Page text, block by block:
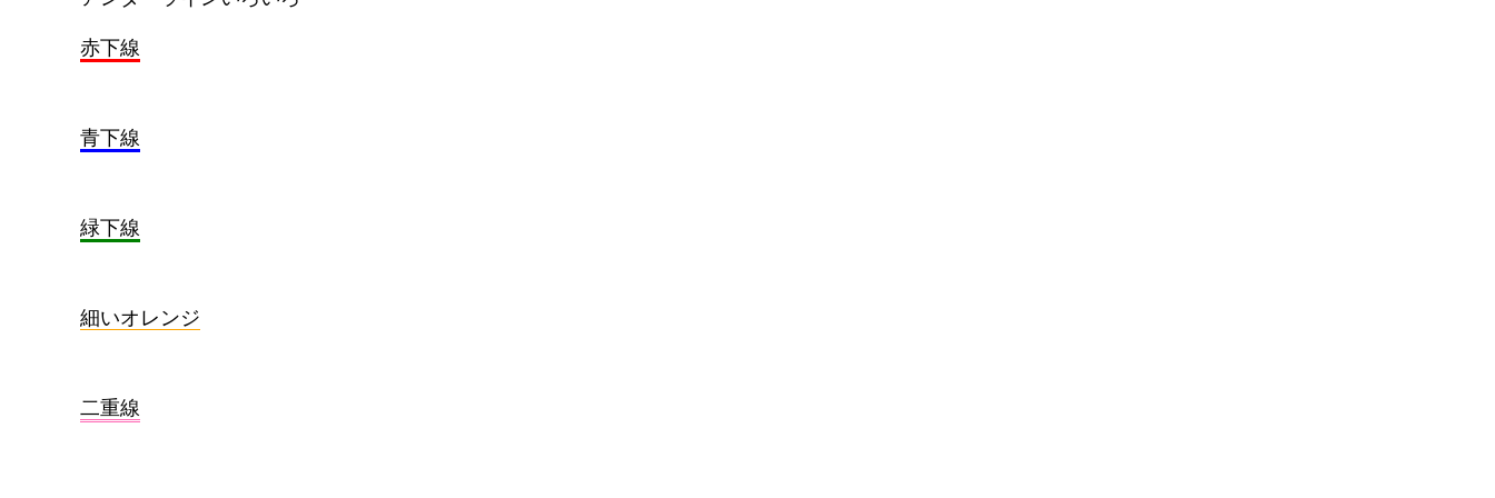
赤下線
青下線
緑下線
細いオレンジ
二重線